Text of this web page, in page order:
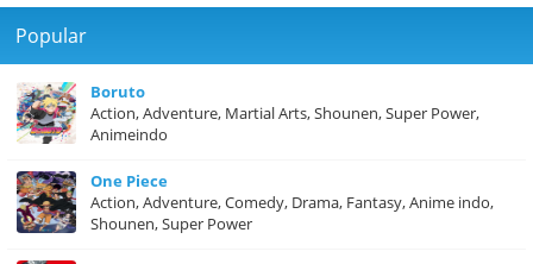
Popular
Boruto
Action, Adventure, Martial Arts, Shounen, Super Power,
Animeindo
One Piece
Action, Adventure, Comedy, Drama, Fantasy, Anime indo,
Shounen, Super Power